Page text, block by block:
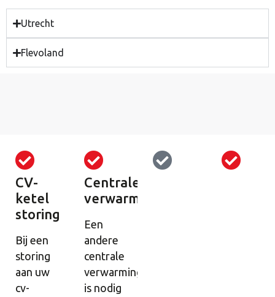
Utrecht
Flevoland
CV-
ketel
storing
Bij een
storing
aan uw
cv-
Centrale
verwarming
Een
andere
centrale
verwarming
is nodig